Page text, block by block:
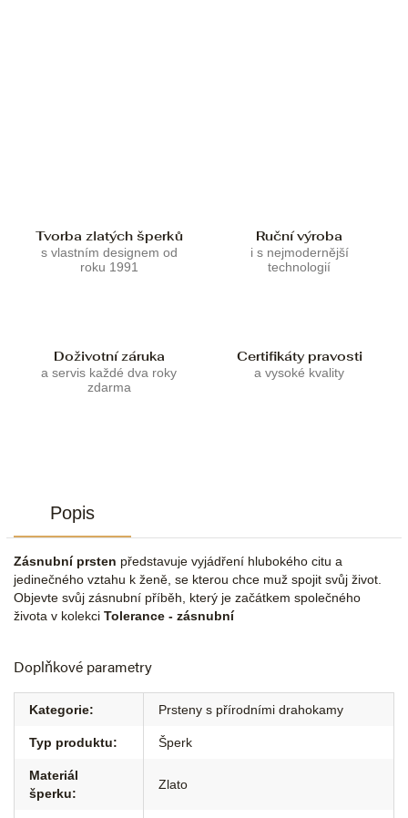
Tvorba zlatých šperků
s vlastním designem od
roku 1991
Ruční výroba
i s nejmodernější
technologií
Doživotní záruka
a servis každé dva roky
zdarma
Certifikáty pravosti
a vysoké kvality
Popis
Zásnubní prsten představuje vyjádření hlubokého citu a
jedinečného vztahu k ženě, se kterou chce muž spojit svůj život.
Objevte svůj zásnubní příběh, který je začátkem společného
života v kolekci Tolerance - zásnubní
Doplňkové parametry
Kategorie: Prsteny s přírodními drahokamy
Typ produktu: Šperk
Materiál
šperku:
Zlato